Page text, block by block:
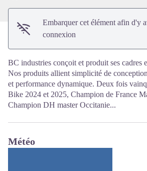
Embarquer cet élément afin d'y
connexion
BC industries conçoit et produit ses cadres
Nos produits allient simplicité de
et performance dynamique. Deux fois
Bike 2024 et 2025, Champion de France
Champion DH master Occitanie...
Météo